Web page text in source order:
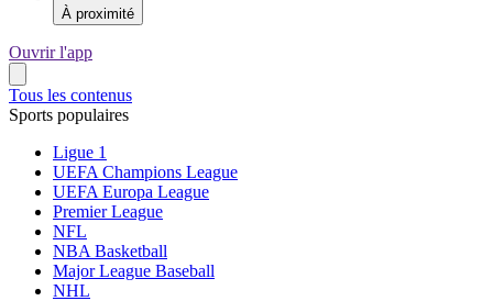
À proximité
Ouvrir l'app
Tous les contenus
Sports populaires
Ligue 1
UEFA Champions League
UEFA Europa League
Premier League
NFL
NBA Basketball
Major League Baseball
NHL